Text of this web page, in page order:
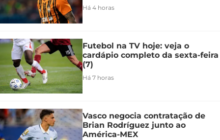
Há 4 horas
Futebol na TV hoje: veja o
cardápio completo da sexta-feira
(7)
Há 7 horas
Vasco negocia contratação de
Brian Rodríguez junto ao
América-MEX